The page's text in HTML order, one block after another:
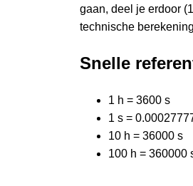
gaan, deel je erdoor
technische
Snelle
1 h = 3600 s
1 s =
10 h = 36000 s
100 h = 360000